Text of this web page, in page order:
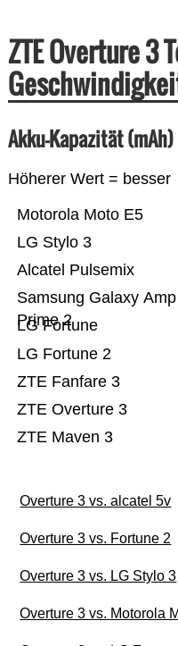
ZTE Overture 3
Akku-Kapazität (mAh)
Höherer Wert = besser
ZTE Maven 3
ZTE Overture 3
ZTE Fanfare 3
LG Fortune 2
LG Fortune
Samsung Galaxy Amp
Prime 2
Alcatel Pulsemix
LG Stylo 3
Motorola Moto E5
Overture 3 vs. alcatel 5v
Overture 3 vs. Fortune 2
Overture 3 vs. LG Stylo 3
Overture 3 vs. Motorola